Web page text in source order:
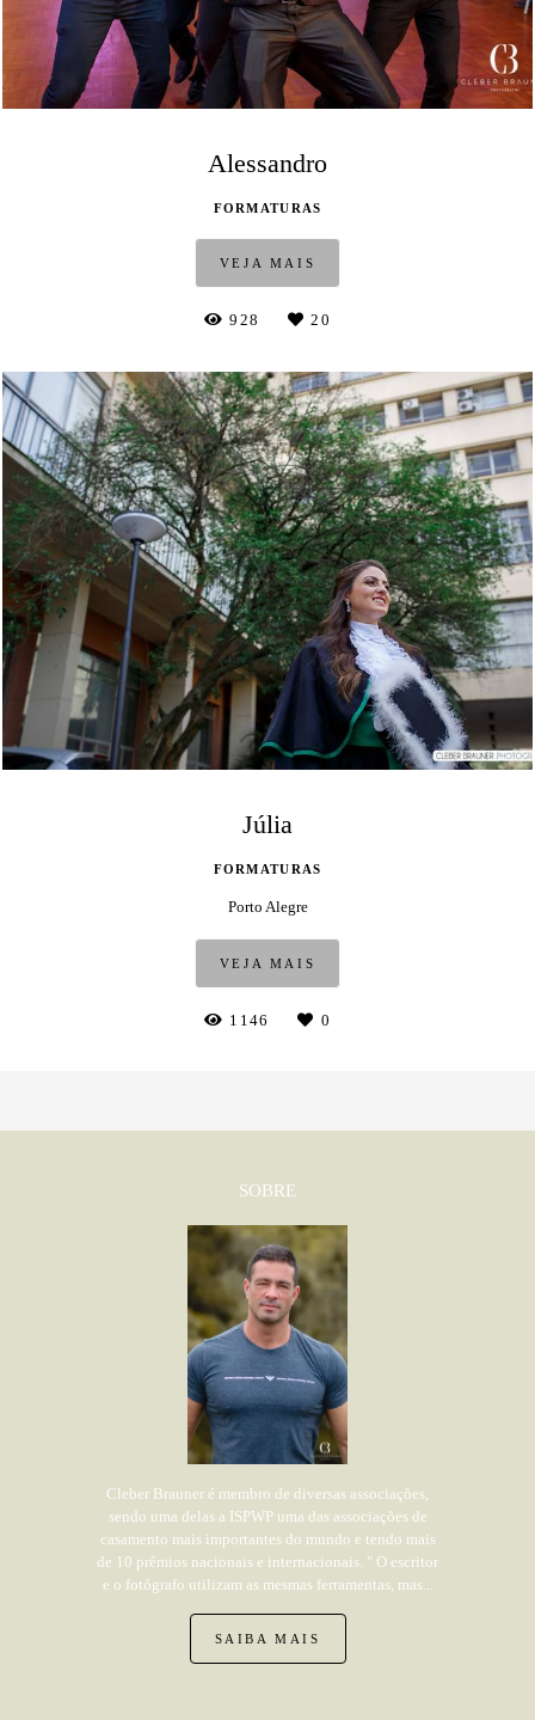
Alessandro
FORMATURAS
VEJA MAIS
928 20
Júlia
FORMATURAS
Porto Alegre
VEJA MAIS
1146 0
SOBRE
Cleber Brauner é membro de diversas associações,
sendo uma delas a ISPWP uma das associações de
casamento mais importantes do mundo e tendo mais
de 10 prêmios nacionais e internacionais. " O escritor
e o fotógrafo utilizam as mesmas ferramentas, mas...
SAIBA MAIS